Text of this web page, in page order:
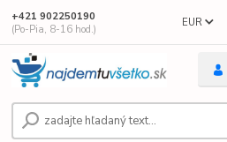
EUR
+421 902250190
(Po-Pia, 8-16 hod.)